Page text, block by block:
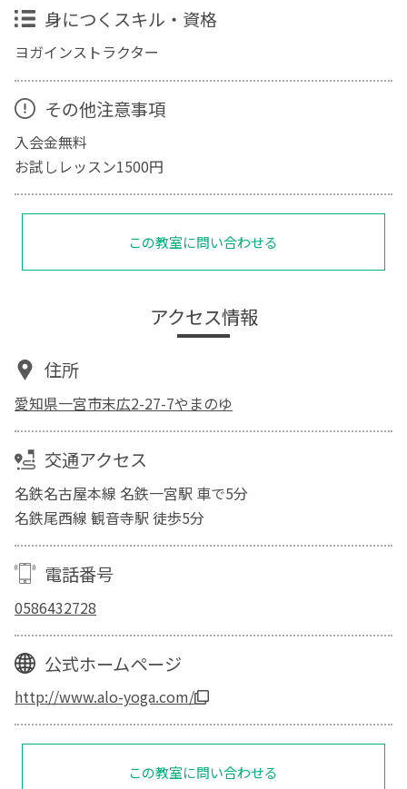
身につくスキル・資格
ヨガインストラクター
その他注意事項
入会金無料
お試しレッスン1500円
この教室に問い合わせる
アクセス情報
住所
愛知県一宮市末広2-27-7やまのゆ
交通アクセス
名鉄名古屋本線 名鉄一宮駅 車で5分
名鉄尾西線 観音寺駅 徒歩5分
電話番号
0586432728
公式ホームページ
http://www.alo-yoga.com/
この教室に問い合わせる